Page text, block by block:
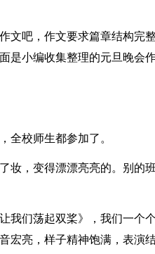
文吧，作文要求篇章结构完
是小编收集整理的元旦晚会
全校师生都参加了。
妆，变得漂漂亮亮的。别的
我们荡起双桨》，我们一个
宏亮，样子精神饱满，表演